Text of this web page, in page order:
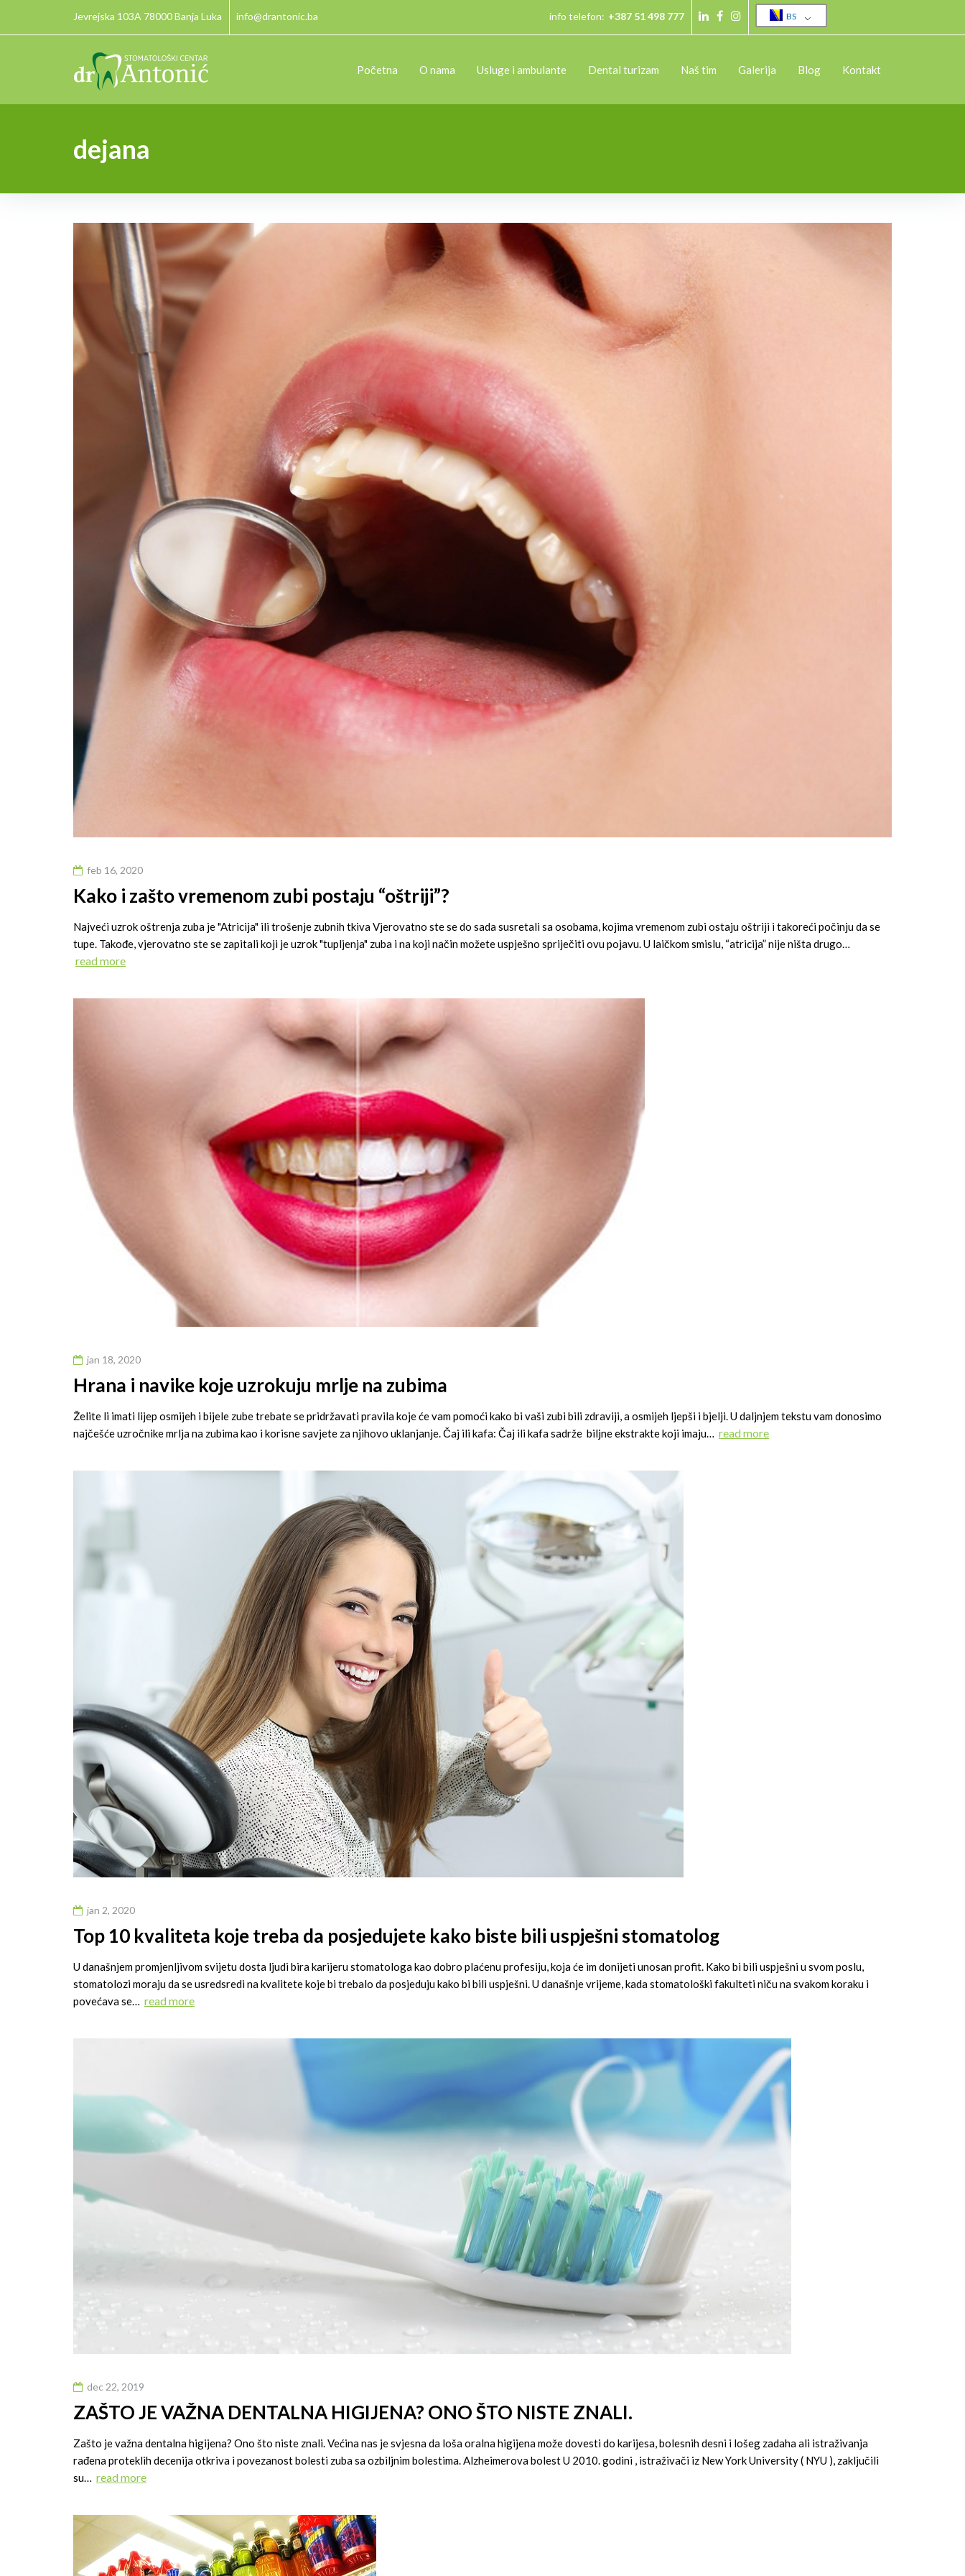
Jevrejska 103A 78000 Banja Luka info@drantonic.ba info telefon: +387 51 498 777
Facebook
Instagram
BS
Početna O nama Usluge i ambulante Dental turizam Naš tim Galerija Blog Kontakt
dejana
Autor:
dejana
feb 16, 2020
Kako i zašto vremenom zubi postaju “oštriji”?
Najveći uzrok oštrenja zuba je "Atricija" ili trošenje zubnih tkiva Vjerovatno ste se do sada susretali sa osobama, kojima vremenom zubi ostaju oštriji i takoreći počinju da se
tupe. Takođe, vjerovatno ste se zapitali koji je uzrok "tupljenja" zuba i na koji način možete uspješno spriječiti ovu pojavu. U laičkom smislu, “atricija” nije ništa drugo…
read more
jan 18, 2020
Hrana i navike koje uzrokuju mrlje na zubima
Želite li imati lijep osmijeh i bijele zube trebate se pridržavati pravila koje će vam pomoći kako bi vaši zubi bili zdraviji, a osmijeh ljepši i bjelji. U daljnjem tekstu vam donosimo
najčešće uzročnike mrlja na zubima kao i korisne savjete za njihovo uklanjanje. Čaj ili kafa: Čaj ili kafa sadrže biljne ekstrakte koji imaju…
read more
jan 2, 2020
Top 10 kvaliteta koje treba da posjedujete kako biste bili uspješni stomatolog
U današnjem promjenljivom svijetu dosta ljudi bira karijeru stomatologa kao dobro plaćenu profesiju, koja će im donijeti unosan profit. Kako bi bili uspješni u svom poslu,
stomatolozi moraju da se usredsredi na kvalitete koje bi trebalo da posjeduju kako bi bili uspješni. U današnje vrijeme, kada stomatološki fakulteti niču na svakom koraku i
povećava se…
read more
dec 22, 2019
ZAŠTO JE VAŽNA DENTALNA HIGIJENA? ONO ŠTO NISTE ZNALI.
Zašto je važna dentalna higijena? Ono što niste znali. Većina nas je svjesna da loša oralna higijena može dovesti do karijesa, bolesnih desni i lošeg zadaha ali istraživanja
rađena proteklih decenija otkriva i povezanost bolesti zuba sa ozbiljnim bolestima. Alzheimerova bolest U 2010. godini , istraživači iz New York University ( NYU ), zaključili
su…
read more